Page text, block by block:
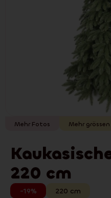
Mehr Fotos Mehr grössen
220 cm
-19% 220 cm